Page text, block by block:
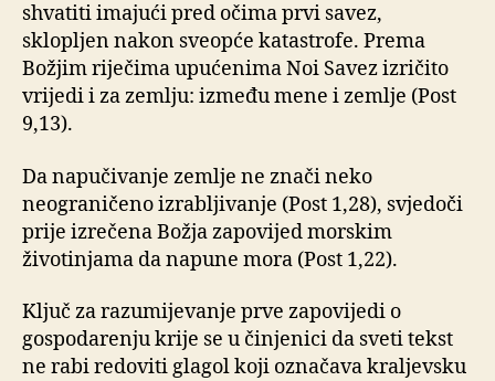
shvatiti imajući pred očima prvi savez,
sklopljen nakon sveopće katastrofe. Prema
Božjim riječima upućenima Noi Savez izričito
vrijedi i za zemlju: između mene i zemlje (Post
9,13).
Da napučivanje zemlje ne znači neko
neograničeno izrabljivanje (Post 1,28), svjedoči
prije izrečena Božja zapovijed morskim
životinjama da napune mora (Post 1,22).
Ključ za razumijevanje prve zapovijedi o
gospodarenju krije se u činjenici da sveti tekst
ne rabi redoviti glagol koji označava kraljevsku